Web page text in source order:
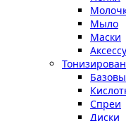
Мыло
Маски
Спреи
Диски